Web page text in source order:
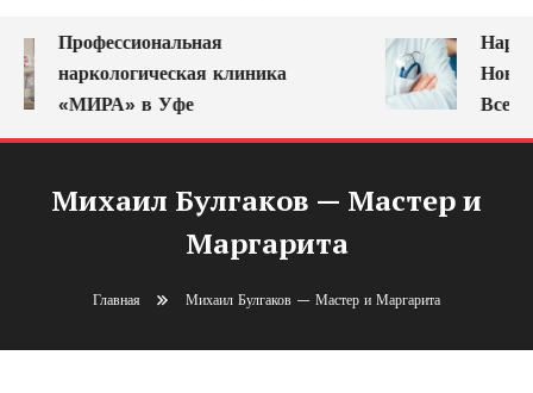
Профессиональная
наркологическая клиника
«МИРА» в Уфе
Михаил Булгаков — Мастер и
Маргарита
Главная Михаил Булгаков — Мастер и Маргарита